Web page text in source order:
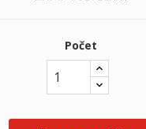
Počet